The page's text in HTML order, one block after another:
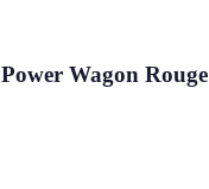
Wagon Rouge